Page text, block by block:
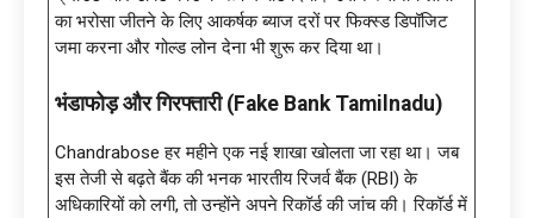
का भरोसा जीतने के लिए आकर्षक ब्याज दरों पर फिक्स्ड डिपॉजिट
जमा करना और गोल्ड लोन देना भी शुरू कर दिया था।
भंडाफोड़ और गिरफ्तारी (Fake Bank Tamilnadu)
Chandrabose हर महीने एक नई शाखा खोलता जा रहा था। जब
इस तेजी से बढ़ते बैंक की भनक भारतीय रिजर्व बैंक (RBI) के
अधिकारियों को लगी, तो उन्होंने अपने रिकॉर्ड की जांच की। रिकॉर्ड में